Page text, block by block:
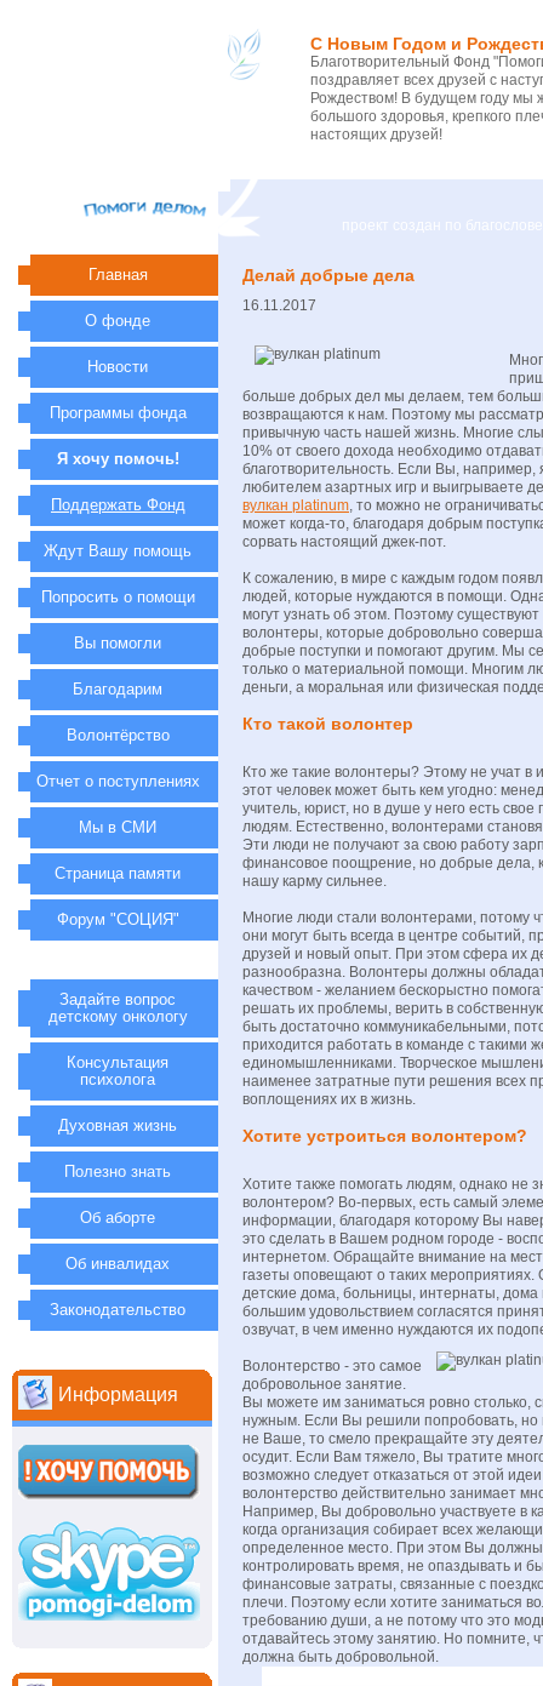
С Новым Годом и
Благотворительный Фонд
поздравляет всех друзей с
Рождеством! В будущем году
большого здоровья, крепкого
настоящих друзей!
проект создан по
Делай добрые дела
16.11.2017
больше добрых дел мы делаем, тем
возвращаются к нам. Поэтому мы
привычную часть нашей жизнь. Многие
10% от своего дохода необходимо
благотворительность. Если Вы, например,
любителем азартных игр и выигрываете
вулкан platinum, то можно не
может когда-то, благодаря добрым
сорвать настоящий джек-пот.
К сожалению, в мире с каждым годом
людей, которые нуждаются в помощи.
могут узнать об этом. Поэтому
волонтеры, которые добровольно
добрые поступки и помогают другим. Мы
только о материальной помощи. Многим
деньги, а моральная или физическая
Кто такой волонтер
Кто же такие волонтеры? Этому не учат в
этот человек может быть кем угодно:
учитель, юрист, но в душе у него есть
людям. Естественно, волонтерами
Эти люди не получают за свою работу
финансовое поощрение, но добрые дела,
нашу карму сильнее.
Многие люди стали волонтерами, потому
они могут быть всегда в центре событий,
друзей и новый опыт. При этом сфера их
разнообразна. Волонтеры должны
качеством - желанием бескорыстно
решать их проблемы, верить в
быть достаточно коммуникабельными,
приходится работать в команде с такими
единомышленниками. Творческое
наименее затратные пути решения всех
воплощениях их в жизнь.
Хотите устроиться волонтером?
Хотите также помогать людям, однако не
волонтером? Во-первых, есть самый
информации, благодаря которому Вы
это сделать в Вашем родном городе -
интернетом. Обращайте внимание на
газеты оповещают о таких мероприятиях.
детские дома, больницы, интернаты,
большим удовольствием согласятся
озвучат, в чем именно нуждаются их
Волонтерство - это самое
добровольное занятие.
Вы можете им заниматься ровно столько,
нужным. Если Вы решили попробовать, но
не Ваше, то смело прекращайте эту
осудит. Если Вам тяжело, Вы тратите
возможно следует отказаться от этой
волонтерство действительно занимает
Например, Вы добровольно участвуете в
когда организация собирает всех
определенное место. При этом Вы должны
контролировать время, не опаздывать и
финансовые затраты, связанные с
плечи. Поэтому если хотите заниматься
требованию души, а не потому что это
отдавайтесь этому занятию. Но помните,
должна быть добровольной.
Главная
О фонде
Новости
Программы фонда
Я хочу помочь!
Поддержать Фонд
Ждут Вашу помощь
Попросить о помощи
Вы помогли
Благодарим
Волонтёрство
Отчет о поступлениях
Мы в СМИ
Страница памяти
Форум "СОЦИЯ"
Задайте вопрос
детскому онкологу
Консультация
психолога
Духовная жизнь
Полезно знать
Об аборте
Об инвалидах
Законодательство
Информация